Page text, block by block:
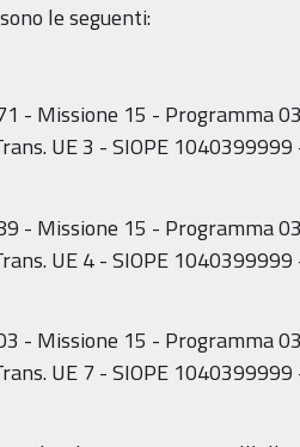
le seguenti:
- Missione 15 - Programma
UE 3 - SIOPE
- Missione 15 - Programma
UE 4 - SIOPE
- Missione 15 - Programma
UE 7 - SIOPE